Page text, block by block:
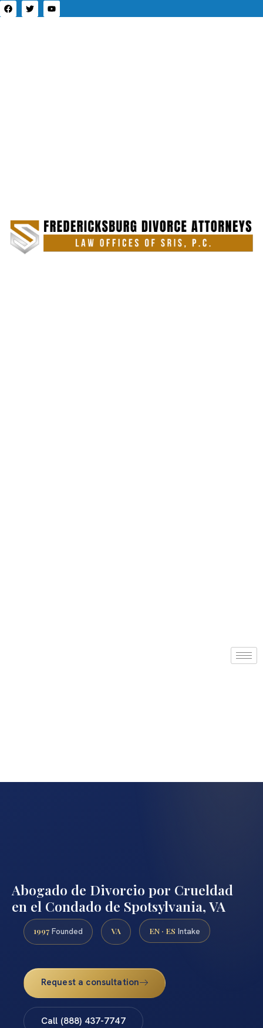
Abogado de Divorcio por Crueldad
en el Condado de Spotsylvania, VA
1997 Founded VA EN · ES Intake
Request a consultation
Call (888) 437-7747